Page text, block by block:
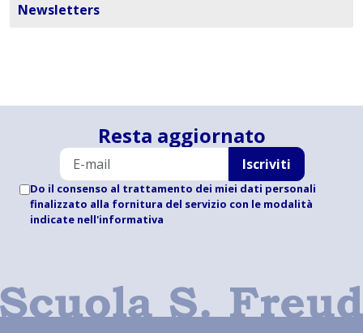
Newsletters
Resta aggiornato
Iscriviti
Do il consenso al trattamento dei miei dati personali
finalizzato alla fornitura del servizio con le modalità
indicate nell'informativa